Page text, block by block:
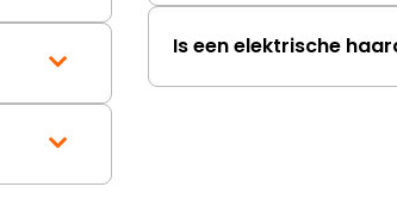
Is een elektrische